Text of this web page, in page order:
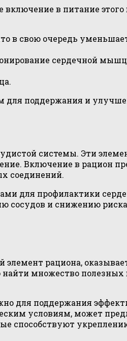
включение в питание
в свою очередь
сердечной
для поддержания и
системы. Эти
Включение в рацион
соединений.
для профилактики
сосудов и снижению
рациона,
множество полезных
для поддержания
условиям, может
способствуют